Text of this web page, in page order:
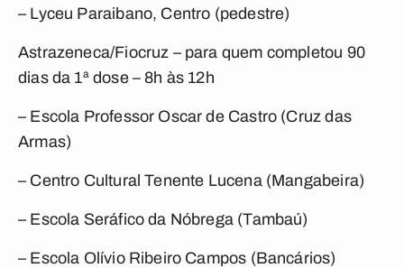
– Lyceu Paraibano, Centro (pedestre)
Astrazeneca/Fiocruz – para quem completou 90
dias da 1ª dose – 8h às 12h
– Escola Professor Oscar de Castro (Cruz das
Armas)
– Centro Cultural Tenente Lucena (Mangabeira)
– Escola Seráfico da Nóbrega (Tambaú)
– Escola Olívio Ribeiro Campos (Bancários)